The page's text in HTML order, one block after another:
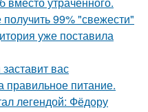
99% "свежести"
уже поставила
вас
правильное питание.
легендой: Фёдору